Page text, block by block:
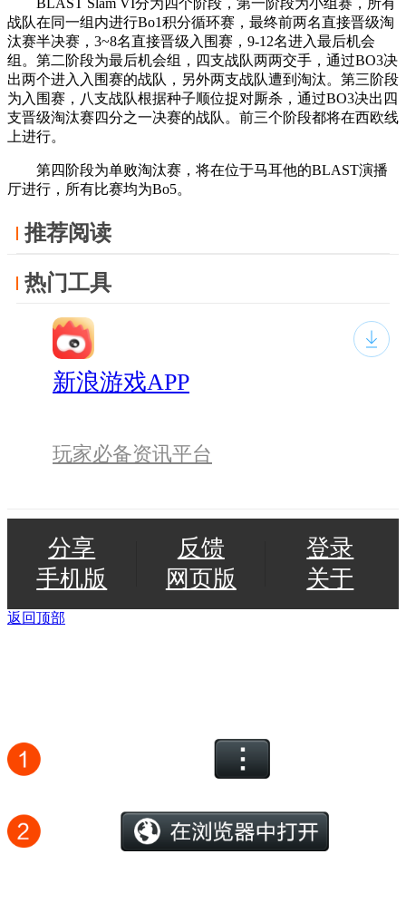
BLAST Slam VI分为四个阶段，第一阶段为小组赛，所有
战队在同一组内进行Bo1积分循环赛，最终前两名直接晋级淘
汰赛半决赛，3~8名直接晋级入围赛，9-12名进入最后机会
组。第二阶段为最后机会组，四支战队两两交手，通过BO3决
出两个进入入围赛的战队，另外两支战队遭到淘汰。第三阶段
为入围赛，八支战队根据种子顺位捉对厮杀，通过BO3决出四
支晋级淘汰赛四分之一决赛的战队。前三个阶段都将在西欧线
上进行。
第四阶段为单败淘汰赛，将在位于马耳他的BLAST演播
厅进行，所有比赛均为Bo5。
推荐阅读
热门工具
新浪游戏APP
玩家必备资讯平台
分享
手机版
反馈
网页版
登录
关于
返回顶部